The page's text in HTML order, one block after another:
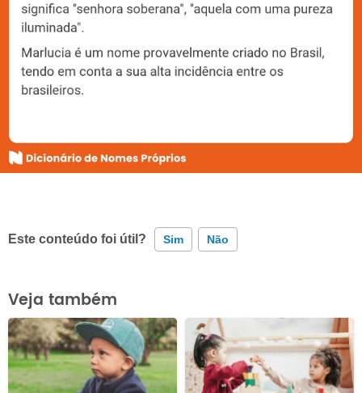
Este conteúdo foi útil? Sim Não
Este conteúdo contém informação incorreta
Este conteúdo não tem a informação que procuro
Outro
Veja também